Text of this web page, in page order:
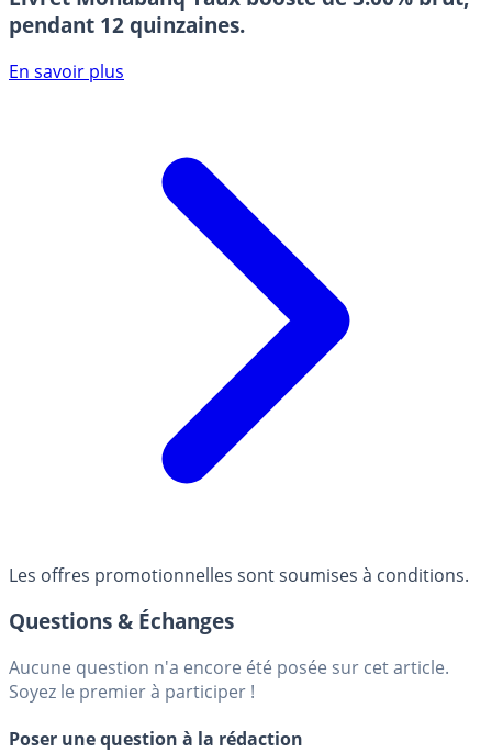
pendant 12 quinzaines.
En savoir plus
Les offres promotionnelles sont soumises à conditions.
Questions & Échanges
Aucune question n'a encore été posée sur cet article.
Soyez le premier à participer !
Poser une question à la rédaction